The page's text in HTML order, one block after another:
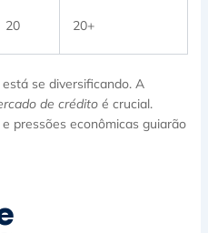
20 20+
se diversificando. A
de créditoé crucial.
pressões econômicas guiarão